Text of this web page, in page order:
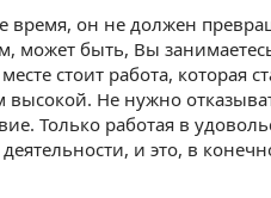
он не должен
может быть, Вы
стоит работа, которая
Не нужно
Только работая в
и это, в